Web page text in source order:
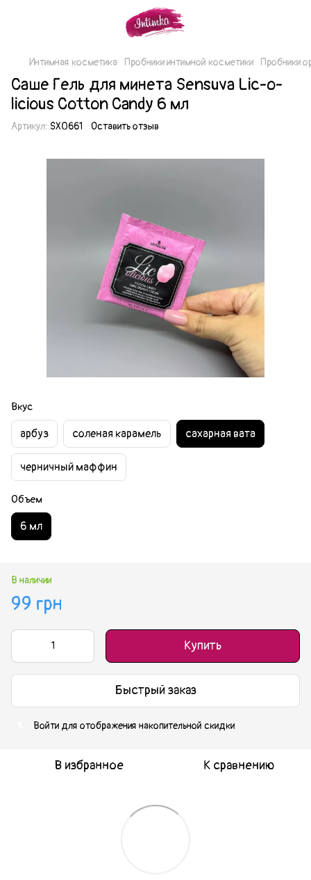
Интимная косметика Пробники интимной косметики Пробники
Саше Гель для минета Sensuva Lic-o-
licious Cotton Candy 6 мл
Артикул: SX0661 Оставить отзыв
Вкус
арбуз соленая карамель сахарная вата
черничный маффин
Объем
6 мл
В наличии
99 грн
Купить
Быстрый заказ
Войти для отображения накопительной скидки
В избранное К сравнению